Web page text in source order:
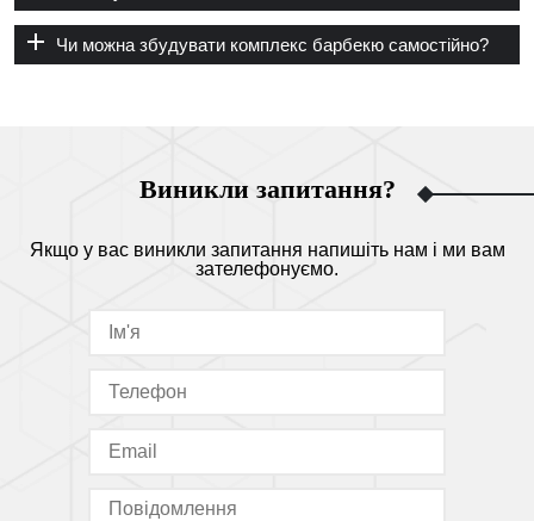
Чи можна збудувати комплекс барбекю самостійно?
Виникли запитання?
Якщо у вас виникли запитання напишіть нам і ми вам
зателефонуємо.